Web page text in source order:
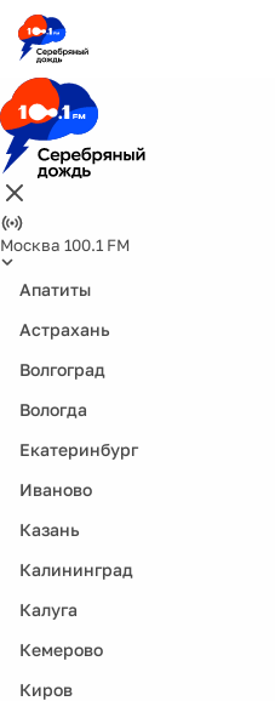
Москва 100.1 FM
Апатиты
Астрахань
Волгоград
Вологда
Екатеринбург
Иваново
Казань
Калининград
Калуга
Кемерово
Киров